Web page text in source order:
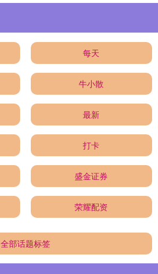
每天
牛小散
最新
打卡
盛金证券
荣耀配资
全部话题标签